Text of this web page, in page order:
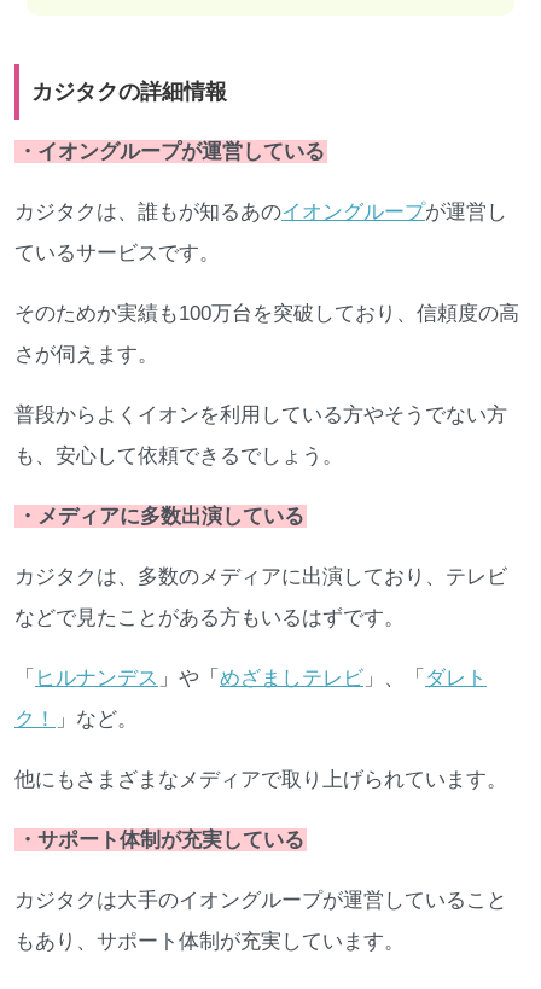
カジタクの詳細情報
・イオングループが運営している
カジタクは、誰もが知るあのイオングループが運営し
ているサービスです。
そのためか実績も100万台を突破しており、信頼度の高
さが伺えます。
普段からよくイオンを利用している方やそうでない方
も、安心して依頼できるでしょう。
・メディアに多数出演している
カジタクは、多数のメディアに出演しており、テレビ
などで見たことがある方もいるはずです。
「 ヒルナンデス 」や「 めざましテレビ 」、「 ダレト
ク！
」など。
他にもさまざまなメディアで取り上げられています。
・サポート体制が充実している
カジタクは大手のイオングループが運営していること
もあり、サポート体制が充実しています。